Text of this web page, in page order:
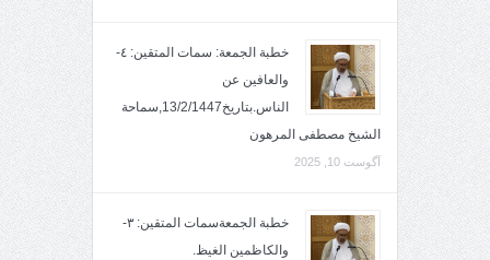
خطبة الجمعة: سمات المتقين: ٤-
والعافين عن
الناس.بتاريخ13/2/1447,سماحة
الشيخ مصطفى المرهون
آگوست 10, 2025
خطبة الجمعةسمات المتقين: ٣-
والكاظمين الغيظ.